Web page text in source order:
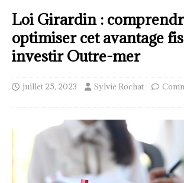
Loi Girardin :
optimiser cet avantage
investir Outre-mer
juillet 25, 2023 Sylvie Rochat